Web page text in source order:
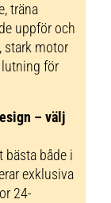
träna
uppför och
stark motor
för
– välj
bästa både i
exklusiva
24-